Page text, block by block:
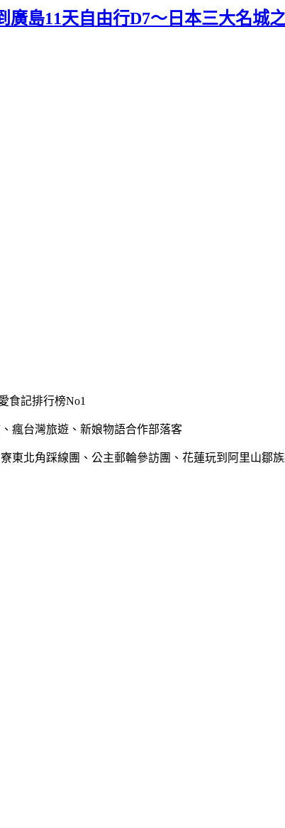
島11天自由行D7～日本三大名城
食記排行榜No1
瘋台灣旅遊、新娘物語合作部落客
東北角踩線團、公主郵輪參訪團、花蓮玩到阿里山鄒